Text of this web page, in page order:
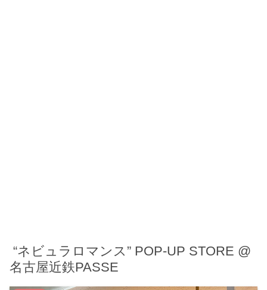
“ネビュラロマンス” POP-UP STORE @
名古屋近鉄PASSE